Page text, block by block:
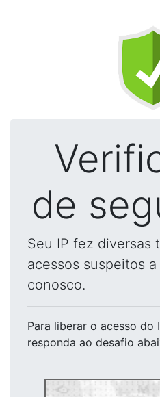
de
Seu IP fez diversas
acessos suspeitos
conosco.
Para liberar o acesso do
responda ao desafio